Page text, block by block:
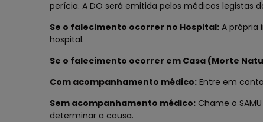
perícia. A DO será emitida pelos médicos legistas
Se o falecimento ocorrer no Hospital: A própria
hospital.
Se o falecimento ocorrer em Casa (Morte
Com acompanhamento médico: Entre em
Sem acompanhamento médico: Chame o
determinar a causa.